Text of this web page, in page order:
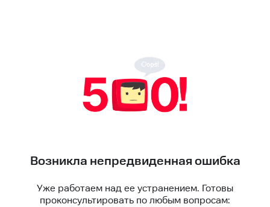
Возникла непредвиденная ошибка
Уже работаем над ее устранением. Готовы
проконсультировать по любым вопросам: